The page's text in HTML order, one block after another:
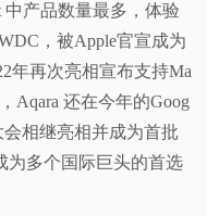
中产品数量最多，体验
，被Apple官宣成为
年再次亮相宣布支持Ma
Aqara 还在今年的Goog
相继亮相并成为首批
为多个国际巨头的首选